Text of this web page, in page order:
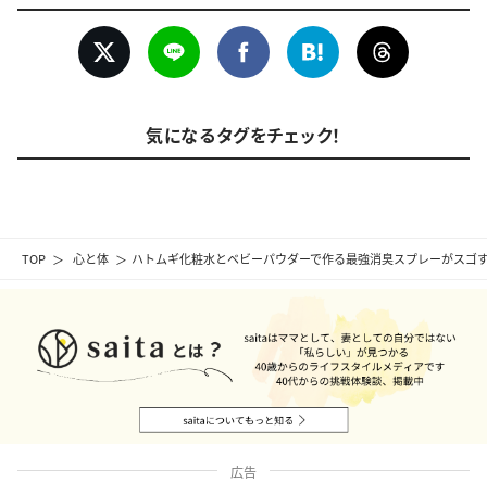
TOP 心と体 ハトムギ化粧水とベビーパウダーで作る最強消臭スプレーがスゴ
気になるタグをチェック！
広告